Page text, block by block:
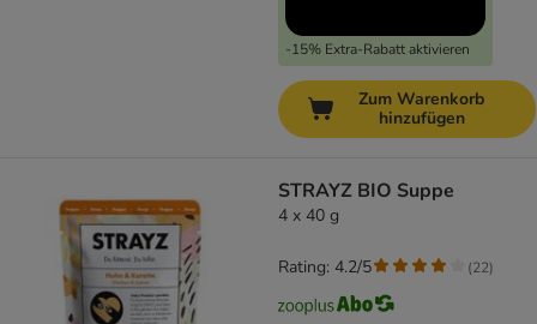
-15% Extra-Rabatt aktivieren
Zum Warenkorb
hinzufügen
STRAYZ BIO Suppe
4 x 40 g
Rating: 4.2/5 (22)